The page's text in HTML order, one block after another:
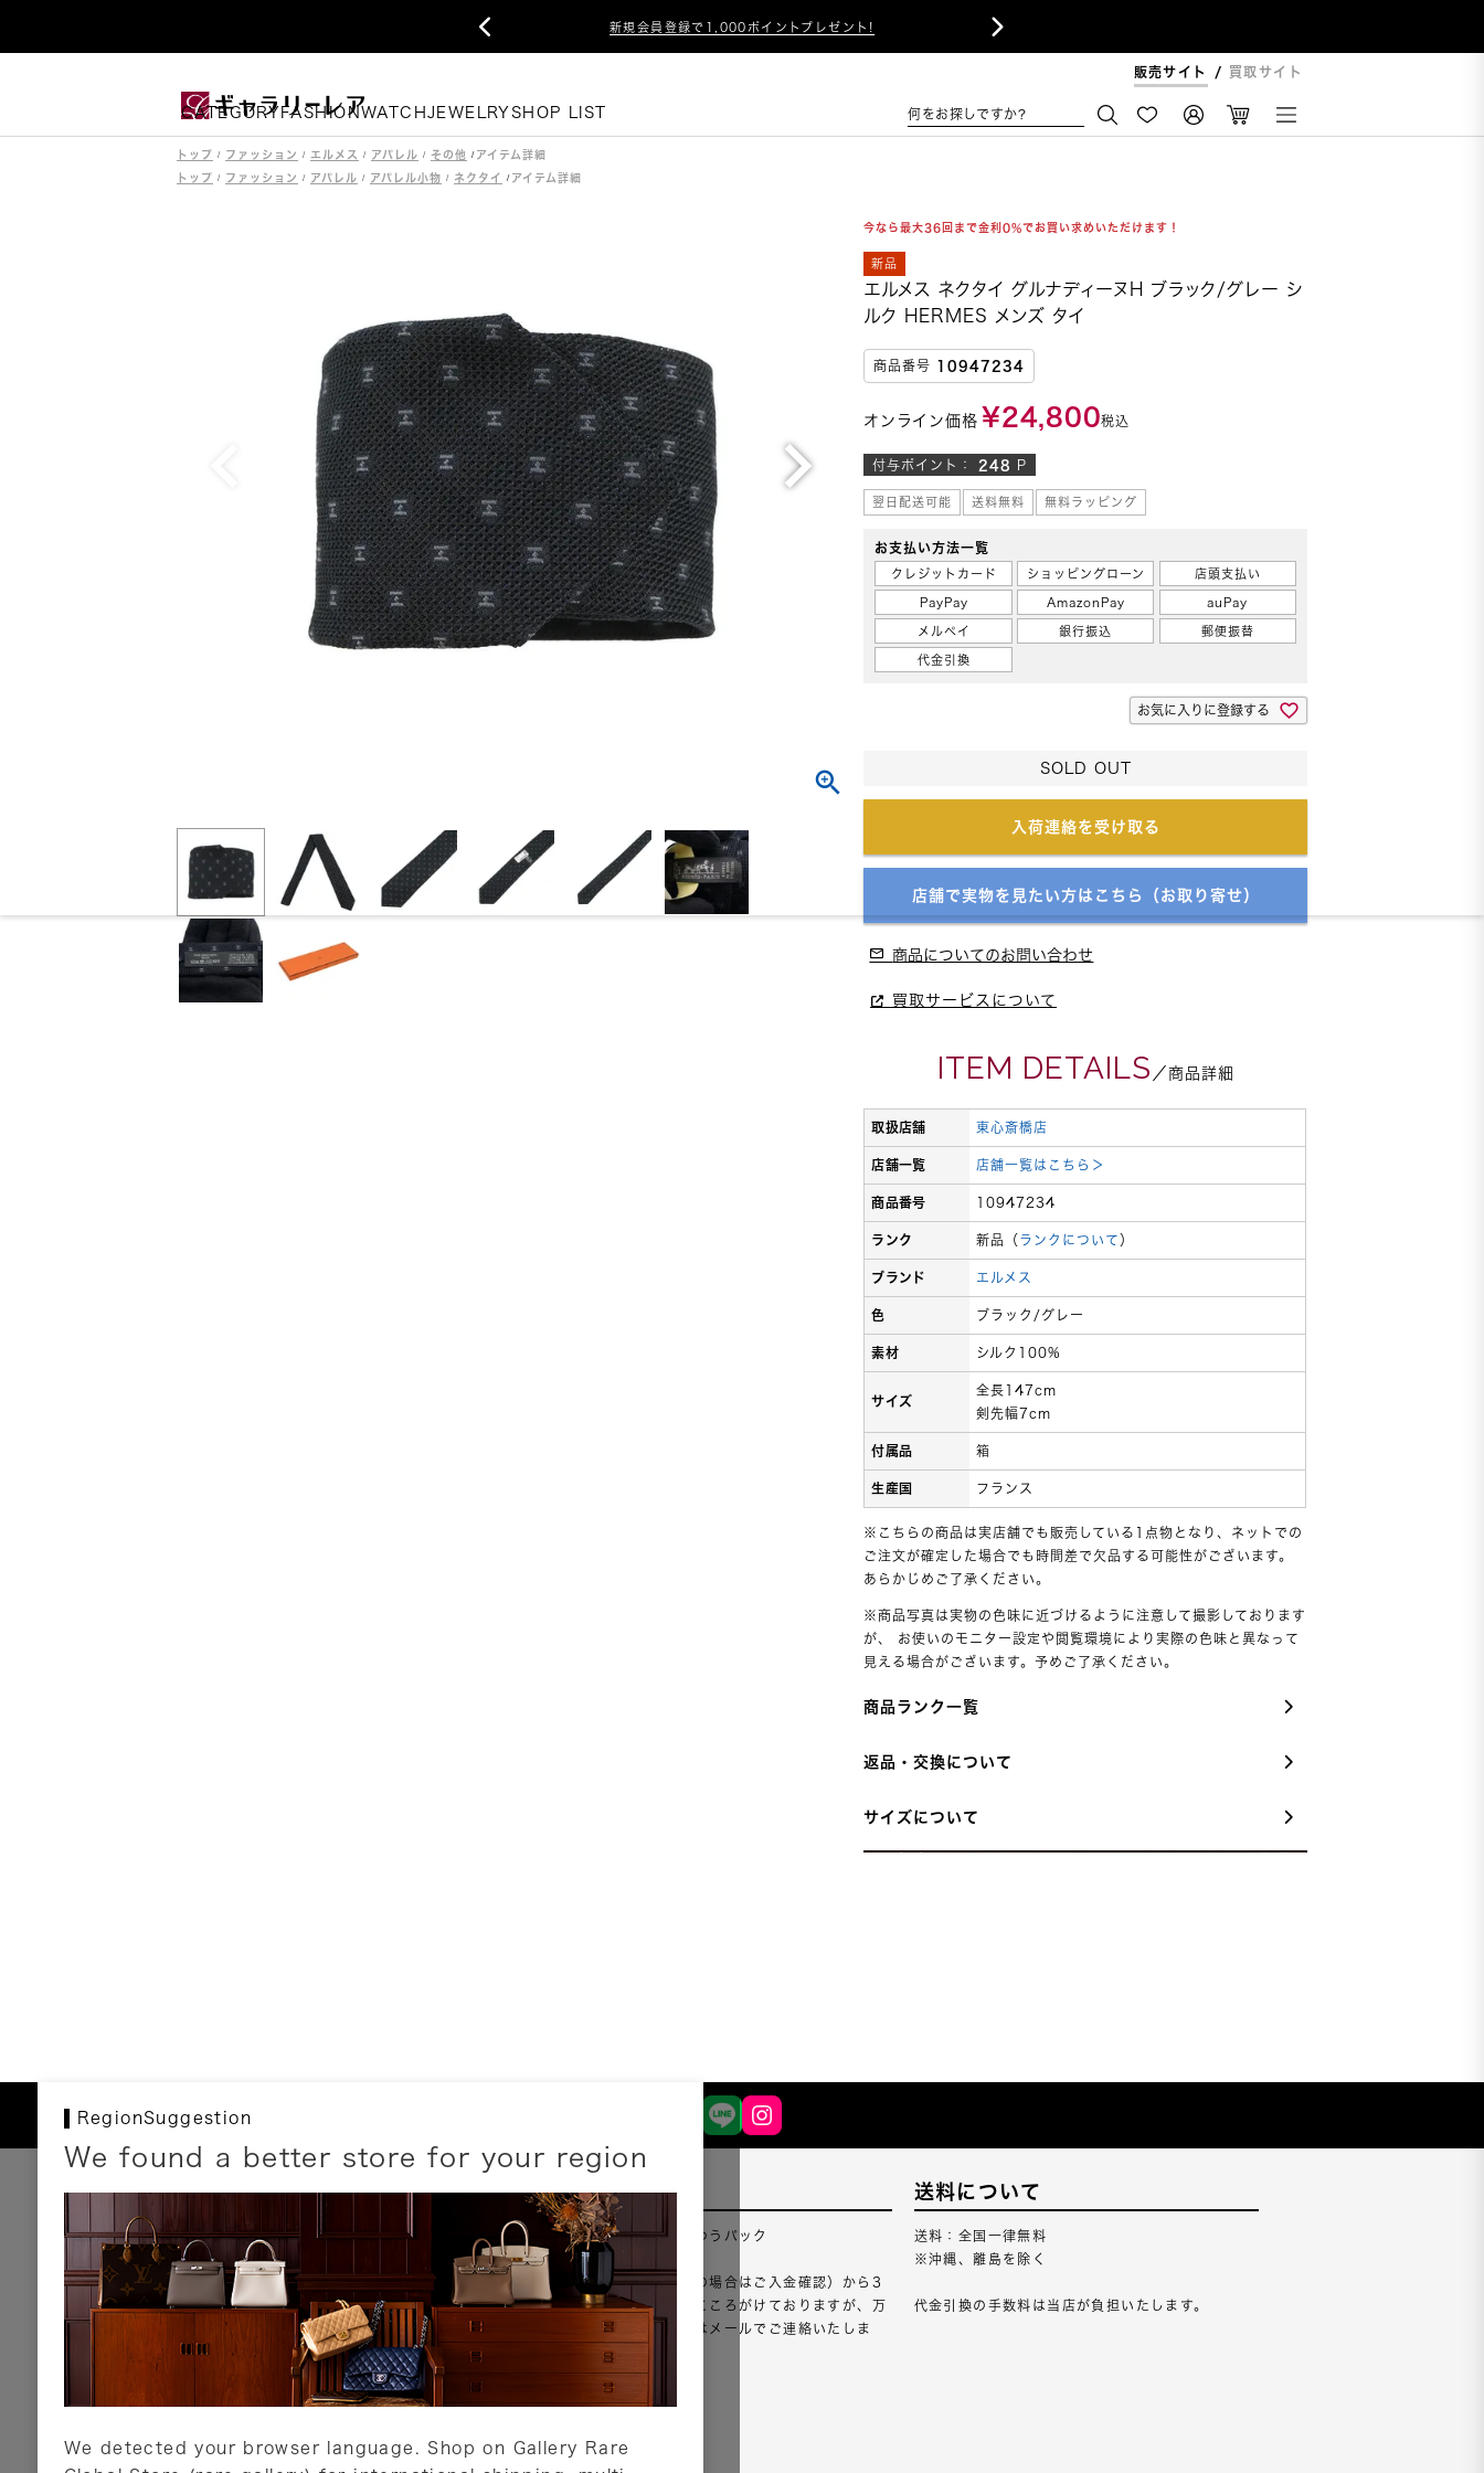
新規会員登録で1,000ポイントプレゼント!
 
販売サイト 買取サイト
CATEGORY FASHIONWATCHJEWELRY SHOP LIST 何をお探しですか?
トップ ファッション エルメス アパレル その他
トップ ファッション アパレル アパレル小物 ネクタイ
今なら最大36回まで金利0%でお買い求めいただけます！
エルメス ネクタイ グルナディーヌH ブラック/グレー シ
ルク HERMES メンズ タイ
商品番号 10947234
オンライン価格 ¥24,800税込
付与ポイント： 248 P
新品
翌日配送可能 送料無料 無料ラッピング
お支払い方法一覧
クレジットカード ショッピングローン 店頭支払い
PayPay AmazonPay auPay
メルペイ 銀行振込 郵便振替
代金引換
お気に入りに登録する
SOLD OUT
入荷連絡を受け取る
店舗で実物を見たい方はこちら（お取り寄せ）
商品についてのお問い合わせ
買取サービスについて
ITEM DETAILS ／商品詳細
取扱店舗 東心斎橋店
店舗一覧 店舗一覧はこちら＞
商品番号 10947234
ランク 新品（ ランクについて ）
ブランド エルメス
色 ブラック/グレー
素材 シルク100%
サイズ
全長147cm
剣先幅7cm
付属品 箱
生産国 フランス
※こちらの商品は実店舗でも販売している1点物となり、ネットでの
ご注文が確定した場合でも時間差で欠品する可能性がございます。
あらかじめご了承ください。
※商品写真は実物の色味に近づけるように注意して撮影しております
が、 お使いのモニター設定や閲覧環境により実際の色味と異なって
見える場合がございます。予めご了承ください。
商品ランク一覧
返品・交換について
※ランクが「新品」または「未使用」の商品は当店の返
品サービス「安心保証」の対象外です。
サイズについて
RegionSuggestion
We found a better store for your region
We detected your browser language. Shop on Gallery Rare
お支払いについて
以下のお支払方法が利用可能です。
クレジットカード
ショッピングローン
銀行振込・郵便振替
代金引換
Amazon Pay
PayPay
店頭支払い
配送について
配送業者：佐川急便・ゆうパック
ご注文確認（銀行振込の場合はご入金確認）から3
営業日以内のご出荷をこころがけておりますが、万
が一出荷が遅れる場合はメールでご連絡いたしま
詳しくはこちら
送料について
送料：全国一律無料
※沖縄、離島を除く
代金引換の手数料は当店が負担いたします。